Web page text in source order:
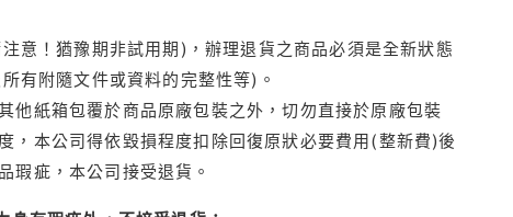
意！猶豫期非試用期)，辦理退貨之商品必須是全新狀態
有附隨文件或資料的完整性等)。
他紙箱包覆於商品原廠包裝之外，切勿直接於原廠包裝
，本公司得依毀損程度扣除回復原狀必要費用(整新費)後
瑕疵，本公司接受退貨。